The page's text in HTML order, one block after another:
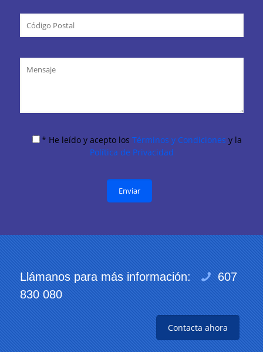
* He leído y acepto los Términos y Condiciones y la
Política de Privacidad
Llámanos para más información:
607
830 080
Contacta ahora